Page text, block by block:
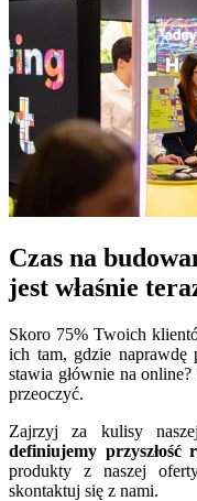
Czas na
jest właśnie
Skoro 75% Twoich
ich tam, gdzie naprawdę
stawia głównie na
przeoczyć.
Zajrzyj za kulisy
definiujemy przyszłość
produkty z naszej
skontaktuj się z nami.